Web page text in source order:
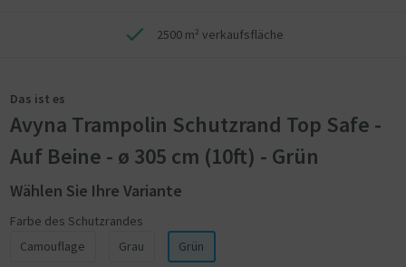
2500 m² verkaufsfläche
Das ist es
Avyna Trampolin Schutzrand Top Safe -
Auf Beine - ø 305 cm (10ft) - Grün
Wählen Sie Ihre Variante
Farbe des Schutzrandes
Camouflage
Grau Grün